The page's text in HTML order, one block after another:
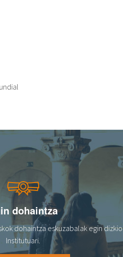
dohaintza
dohaintza eskuzabalak egin dizkio
Institutuari.